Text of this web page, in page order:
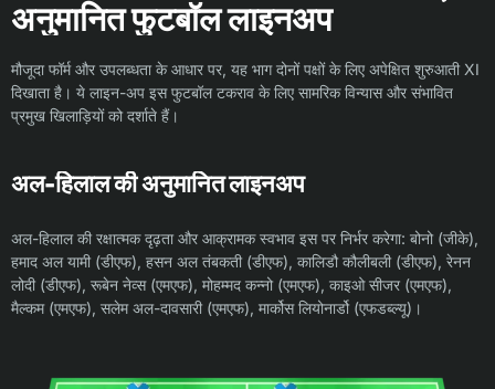
अनुमानित फुटबॉल लाइनअप
मौजूदा फॉर्म और उपलब्धता के आधार पर, यह भाग दोनों पक्षों के लिए अपेक्षित शुरुआती XI
दिखाता है। ये लाइन-अप इस फुटबॉल टकराव के लिए सामरिक विन्यास और संभावित
प्रमुख खिलाड़ियों को दर्शाते हैं।
अल-हिलाल की अनुमानित लाइनअप
अल-हिलाल की रक्षात्मक दृढ़ता और आक्रामक स्वभाव इस पर निर्भर करेगा: बोनो (जीके),
हमाद अल यामी (डीएफ), हसन अल तंबकती (डीएफ), कालिडौ कौलीबली (डीएफ), रेनन
लोदी (डीएफ), रूबेन नेव्स (एमएफ), मोहम्मद कन्नो (एमएफ), काइओ सीजर (एमएफ),
मैल्कम (एमएफ), सलेम अल-दावसारी (एमएफ), मार्कोस लियोनार्डो (एफडब्ल्यू)।